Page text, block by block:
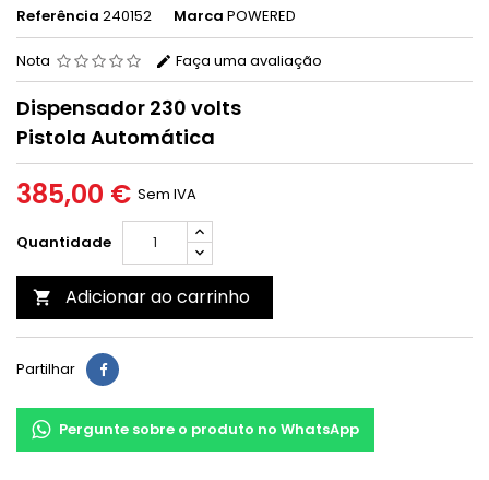
Referência 240152 Marca POWERED
Nota Faça uma avaliação
Dispensador 230 volts
Pistola Automática
385,00 € Sem IVA
Quantidade
 Adicionar ao carrinho
Partilhar
Pergunte sobre o produto no WhatsApp